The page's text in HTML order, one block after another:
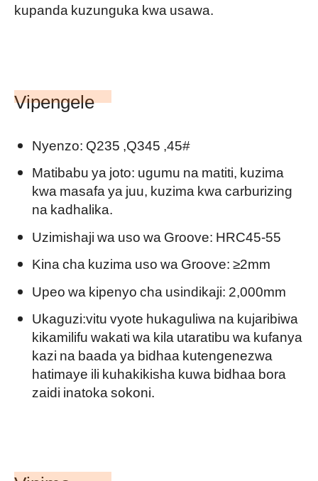
kupanda kuzunguka kwa usawa.
Vipengele
Nyenzo: Q235 ,Q345 ,45#
Matibabu ya joto: ugumu na matiti, kuzima
kwa masafa ya juu, kuzima kwa carburizing
na kadhalika.
Uzimishaji wa uso wa Groove: HRC45-55
Kina cha kuzima uso wa Groove: ≥2mm
Upeo wa kipenyo cha usindikaji: 2,000mm
Ukaguzi:vitu vyote hukaguliwa na kujaribiwa
kikamilifu wakati wa kila utaratibu wa kufanya
kazi na baada ya bidhaa kutengenezwa
hatimaye ili kuhakikisha kuwa bidhaa bora
zaidi inatoka sokoni.